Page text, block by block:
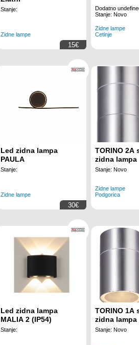
Stanje:
Zidne lampe
15€
Dodatno
Stanje: Novo
Zidne lampe
Cetinje
Led zidna lampa
PAULA
Stanje:
Zidne lampe
30€
TORINO 2A
zidna lampa
Stanje: Novo
Zidne lampe
Podgorica
Led zidna lampa
MALIA 2 (IP54)
Stanje:
TORINO 1A
zidna lampa
Stanje: Novo